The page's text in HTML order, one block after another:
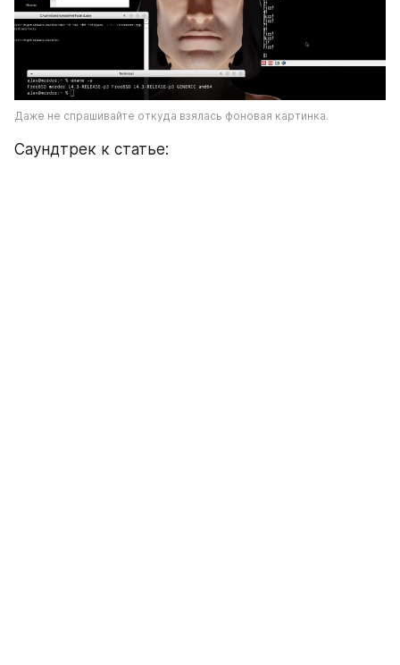
Даже не спрашивайте откуда взялась фоновая картинка.
Саундтрек к статье: